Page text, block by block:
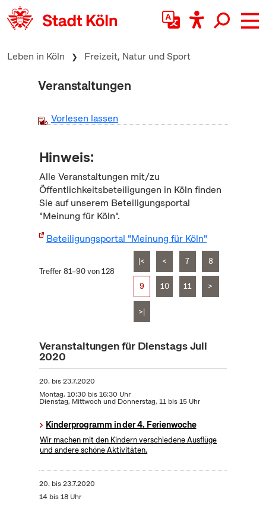
zum Inhalt springen
Leben in Köln Freizeit, Natur und Sport
Veranstaltungen
Vorlesen lassen
Hinweis:
Alle Veranstaltungen mit/zu
Öffentlichkeitsbeteiligungen in Köln finden
Sie auf unserem Beteiligungsportal
"Meinung für Köln".
Beteiligungsportal "Meinung für Köln"
Treffer 81–90 von 128
|< < 7 8
9 10 11 >
>|
Veranstaltungen für Dienstags Juli
2020
20. bis23.7.2020
Montag, 10:30 bis 16:30 Uhr
Dienstag, Mittwoch und Donnerstag, 11 bis 15 Uhr
Kinderprogramm in der 4. Ferienwoche
Wir machen mit den Kindern verschiedene Ausflüge
und andere schöne Aktivitäten.
20. bis23.7.2020
14 bis 18 Uhr